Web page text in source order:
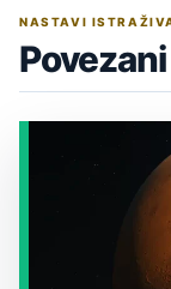
NASTAVI